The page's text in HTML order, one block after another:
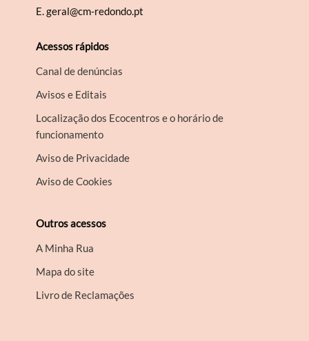
E.geral@cm-redondo.pt
Acessos rápidos
Canal de denúncias
Avisos e Editais
Localização dos Ecocentros e o horário de
funcionamento
Aviso de Privacidade
Aviso de Cookies
Outros acessos
A Minha Rua
Mapa do site
Livro de Reclamações